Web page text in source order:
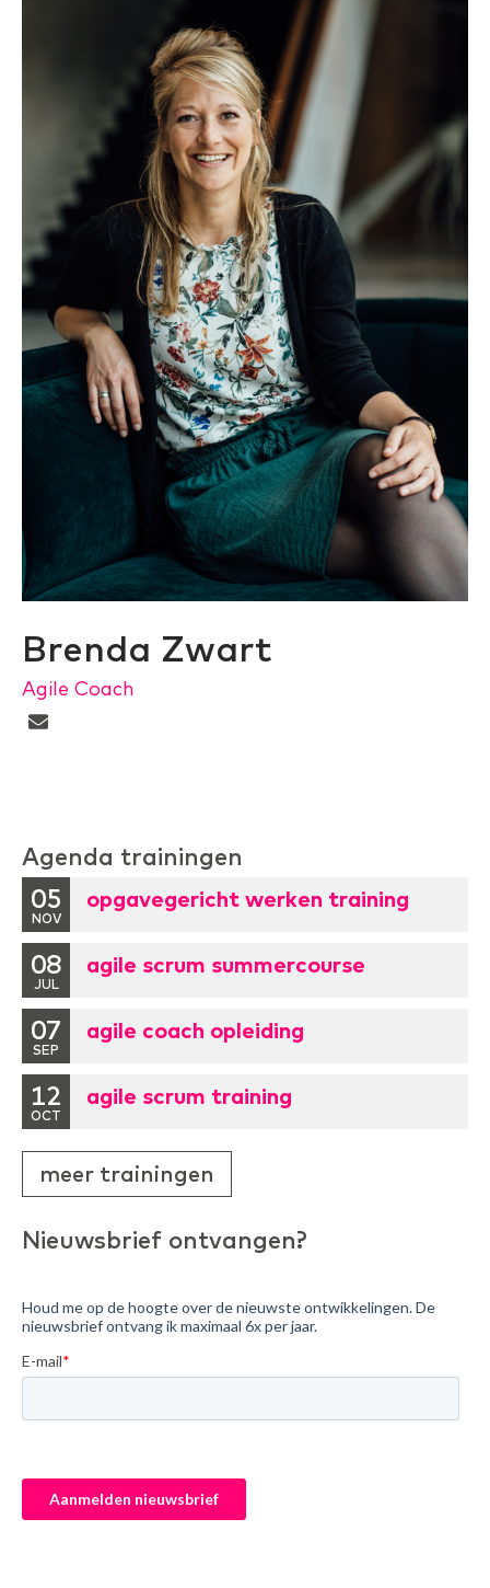
Brenda Zwart
Agile Coach
Agenda trainingen
05
NOV
opgavegericht werken training
08
JUL
agile scrum summercourse
07
SEP
agile coach opleiding
12
OCT
agile scrum training
meer trainingen
Nieuwsbrief ontvangen?